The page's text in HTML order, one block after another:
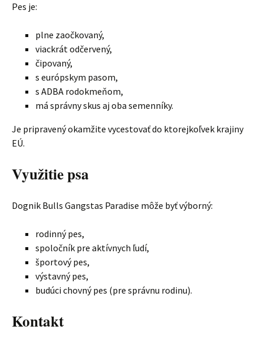
Pes je:
plne zaočkovaný,
viackrát odčervený,
čipovaný,
s európskym pasom,
s ADBA rodokmeňom,
má správny skus aj oba semenníky.
Je pripravený okamžite vycestovať do ktorejkoľvek krajiny
EÚ.
Využitie psa
Dognik Bulls Gangstas Paradise môže byť výborný:
rodinný pes,
spoločník pre aktívnych ľudí,
športový pes,
výstavný pes,
budúci chovný pes (pre správnu rodinu).
Kontakt